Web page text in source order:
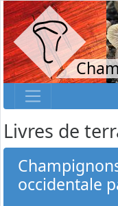
Livres de
occidentale